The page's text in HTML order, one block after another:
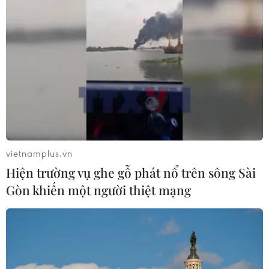
vietnamplus.vn
Hiện trường vụ ghe gỗ phát nổ trên sông Sài
Gòn khiến một người thiệt mạng